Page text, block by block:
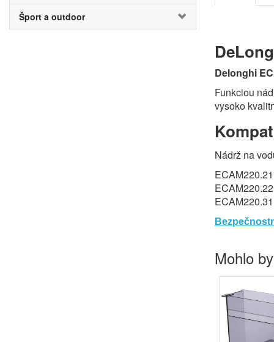
Šport a outdoor
Delonghi
Funkciou
vysoko
Nádrž na
Mohlo